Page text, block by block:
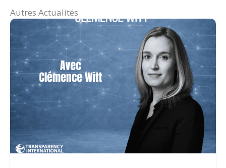
Autres Actualités